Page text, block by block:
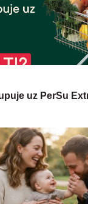
uz PerSu